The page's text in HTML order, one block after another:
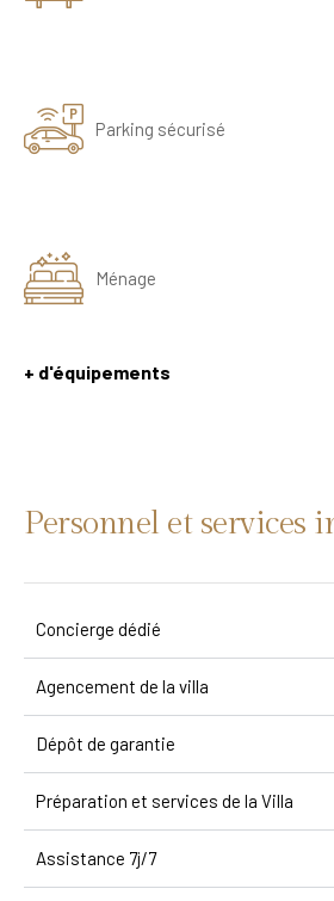
Parking sécurisé
Ménage
+ d'équipements
Personnel et services
Concierge dédié
Agencement de la villa
Dépôt de garantie
Préparation et services de la Villa
Assistance 7j/7